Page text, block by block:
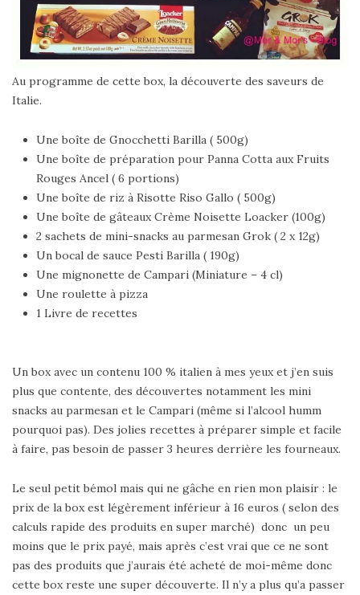
Au programme de cette box, la découverte des saveurs de
Italie.
Une boîte de Gnocchetti Barilla ( 500g)
Une boîte de préparation pour Panna Cotta aux Fruits
Rouges Ancel ( 6 portions)
Une boîte de riz à Risotte Riso Gallo ( 500g)
Une boîte de gâteaux Crème Noisette Loacker (100g)
2 sachets de mini-snacks au parmesan Grok ( 2 x 12g)
Un bocal de sauce Pesti Barilla ( 190g)
Une mignonette de Campari (Miniature – 4 cl)
Une roulette à pizza
1 Livre de recettes
Un box avec un contenu 100 % italien à mes yeux et j’en suis
plus que contente, des découvertes notamment les mini
snacks au parmesan et le Campari (même si l’alcool humm
pourquoi pas). Des jolies recettes à préparer simple et facile
à faire, pas besoin de passer 3 heures derrière les fourneaux.
Le seul petit bémol mais qui ne gâche en rien mon plaisir : le
prix de la box est légèrement inférieur à 16 euros ( selon des
calculs rapide des produits en super marché) donc un peu
moins que le prix payé, mais après c’est vrai que ce ne sont
pas des produits que j’aurais été acheté de moi-même donc
cette box reste une super découverte. Il n’y a plus qu’a passer